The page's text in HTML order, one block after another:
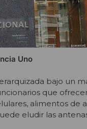
Uno
bajo un
que
alimentos de
eludir las